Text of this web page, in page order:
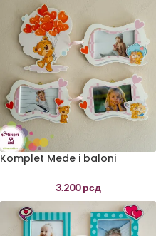
Komplet Mede i baloni
3.200рсд